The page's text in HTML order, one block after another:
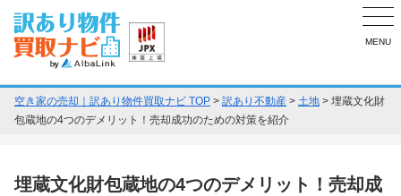
MENU
空き家の売却｜訳あり物件買取ナビ TOP > 訳あり不動産 > 土地 > 埋蔵文化財
包蔵地の4つのデメリット！売却成功のための対策を紹介
埋蔵文化財包蔵地の4つのデメリット！売却成